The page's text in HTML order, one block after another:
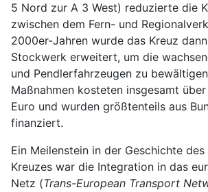
5 Nord zur A 3 West) reduzierte die
zwischen dem Fern- und
2000er-Jahren wurde das Kreuz
Stockwerk erweitert, um die
und Pendlerfahrzeugen zu
Maßnahmen kosteten insgesamt
Euro und wurden größtenteils aus
finanziert.
Ein Meilenstein in der Geschichte
Kreuzes war die Integration in das
Netz (Trans-European Transport